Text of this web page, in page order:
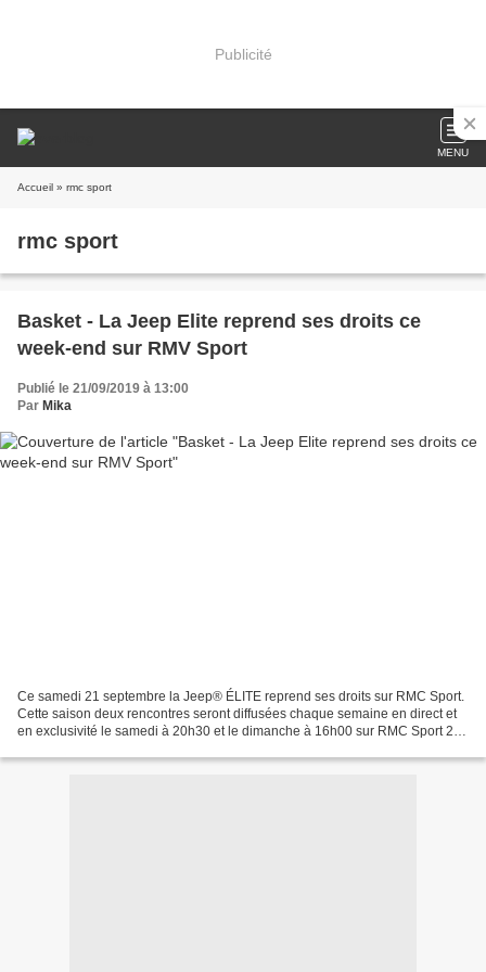
Publicité
MENU
Accueil » rmc sport
rmc sport
Basket - La Jeep Elite reprend ses droits ce
week-end sur RMV Sport
Publié le 21/09/2019 à 13:00
Par Mika
Ce samedi 21 septembre la Jeep® ÉLITE reprend ses droits sur RMC Sport.
Cette saison deux rencontres seront diffusées chaque semaine en direct et
en exclusivité le samedi à 20h30 et le dimanche à 16h00 sur RMC Sport 2,